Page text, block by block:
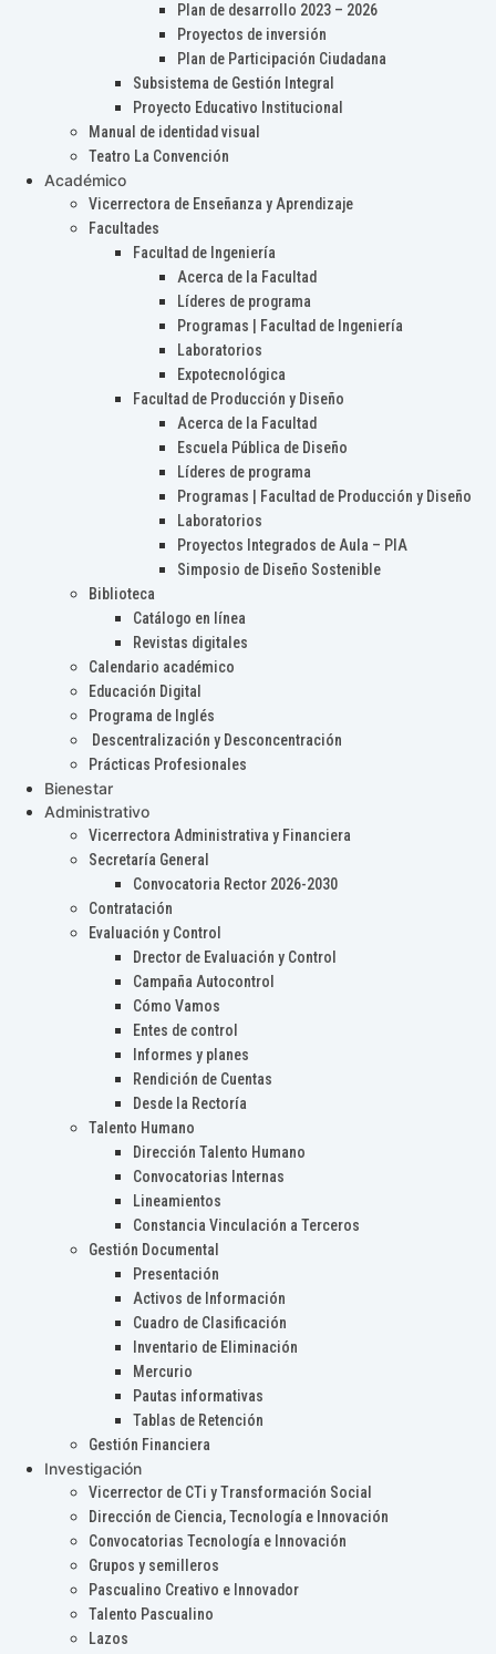
Plan de desarrollo 2023 – 2026
Proyectos de inversión
Plan de Participación Ciudadana
Subsistema de Gestión Integral
Proyecto Educativo Institucional
Manual de identidad visual
Teatro La Convención
Académico
Vicerrectora de Enseñanza y Aprendizaje
Facultades
Facultad de Ingeniería
Acerca de la Facultad
Líderes de programa
Programas | Facultad de Ingeniería
Laboratorios
Expotecnológica
Facultad de Producción y Diseño
Acerca de la Facultad
Escuela Pública de Diseño
Líderes de programa
Programas | Facultad de Producción y Diseño
Laboratorios
Proyectos Integrados de Aula – PIA
Simposio de Diseño Sostenible
Biblioteca
Catálogo en línea
Revistas digitales
Calendario académico
Educación Digital
Programa de Inglés
Descentralización y Desconcentración
Prácticas Profesionales
Bienestar
Administrativo
Vicerrectora Administrativa y Financiera
Secretaría General
Convocatoria Rector 2026-2030
Contratación
Evaluación y Control
Drector de Evaluación y Control
Campaña Autocontrol
Cómo Vamos
Entes de control
Informes y planes
Rendición de Cuentas
Desde la Rectoría
Talento Humano
Dirección Talento Humano
Convocatorias Internas
Lineamientos
Constancia Vinculación a Terceros
Gestión Documental
Presentación
Activos de Información
Cuadro de Clasificación
Inventario de Eliminación
Mercurio
Pautas informativas
Tablas de Retención
Gestión Financiera
Investigación
Vicerrector de CTi y Transformación Social
Dirección de Ciencia, Tecnología e Innovación
Convocatorias Tecnología e Innovación
Grupos y semilleros
Pascualino Creativo e Innovador
Talento Pascualino
Lazos